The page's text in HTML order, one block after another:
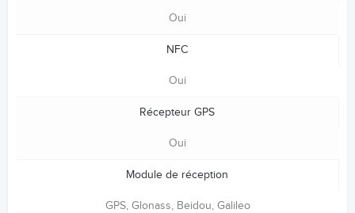
Oui
NFC
Oui
Récepteur GPS
Oui
Module de réception
GPS, Glonass, Beidou, Galileo